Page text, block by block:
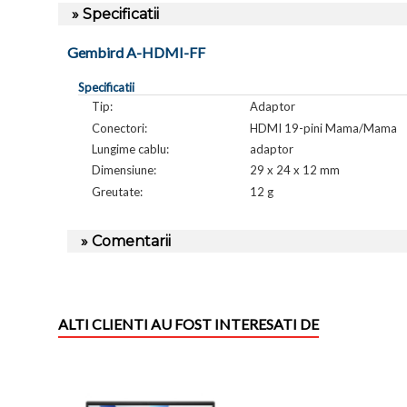
» Specificatii
Gembird A-HDMI-FF
Specificatii
Tip:
Adaptor
Conectori:
HDMI 19-pini Mama/Mama
Lungime cablu:
adaptor
Dimensiune:
29 x 24 x 12 mm
Greutate:
12 g
» Comentarii
ALTI CLIENTI AU FOST INTERESATI DE